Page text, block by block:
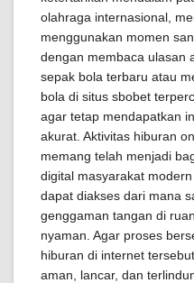
olahraga internasional,
menggunakan momen
dengan membaca ulasan
sepak bola terbaru atau
bola di situs sbobet
agar tetap mendapatkan
akurat. Aktivitas hiburan
memang telah menjadi
digital masyarakat
dapat diakses dari mana
genggaman tangan di
nyaman. Agar proses
hiburan di internet
aman, lancar, dan